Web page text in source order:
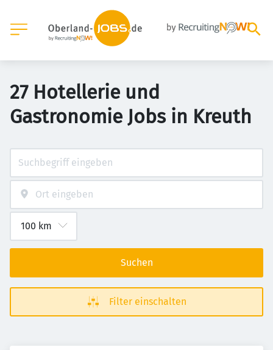
27 Hotellerie und
Gastronomie Jobs in Kreuth
Suchen
Filter einschalten